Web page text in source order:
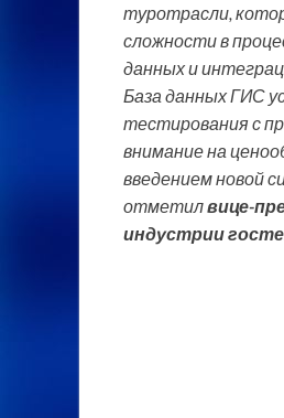
туротрасли,
сложности в
данных и
База данных ГИС
тестирования с
внимание на
введением новой
отметилвице-
индустрии